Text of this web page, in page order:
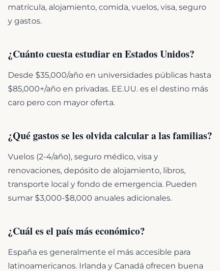
matrícula, alojamiento, comida, vuelos, visa, seguro
y gastos.
¿Cuánto cuesta estudiar en Estados Unidos?
Desde $35,000/año en universidades públicas hasta
$85,000+/año en privadas. EE.UU. es el destino más
caro pero con mayor oferta.
¿Qué gastos se les olvida calcular a las familias?
Vuelos (2-4/año), seguro médico, visa y
renovaciones, depósito de alojamiento, libros,
transporte local y fondo de emergencia. Pueden
sumar $3,000-$8,000 anuales adicionales.
¿Cuál es el país más económico?
España es generalmente el más accesible para
latinoamericanos. Irlanda y Canadá ofrecen buena